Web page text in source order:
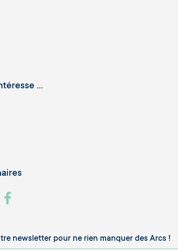
...
newsletter pour ne rien manquer des Arcs !